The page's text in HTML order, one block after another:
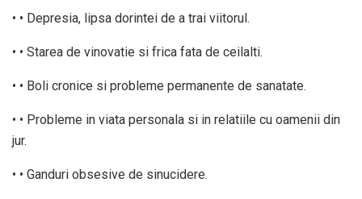
• • Depresia, lipsa dorintei de a trai viitorul.
• • Starea de vinovatie si frica fata de ceilalti.
• • Boli cronice si probleme permanente de sanatate.
• • Probleme in viata personala si in relatiile cu oamenii din
jur.
• • Ganduri obsesive de sinucidere.